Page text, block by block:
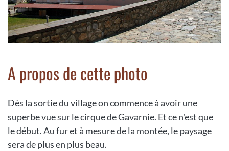
A propos de cette photo
Dès la sortie du village on commence à avoir une
superbe vue sur le cirque de Gavarnie. Et ce n'est que
le début. Au fur et à mesure de la montée, le paysage
sera de plus en plus beau.